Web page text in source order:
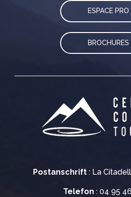
Postanschrift : La
Telefon : 04 95
ESPACE PRO
BROCHURES